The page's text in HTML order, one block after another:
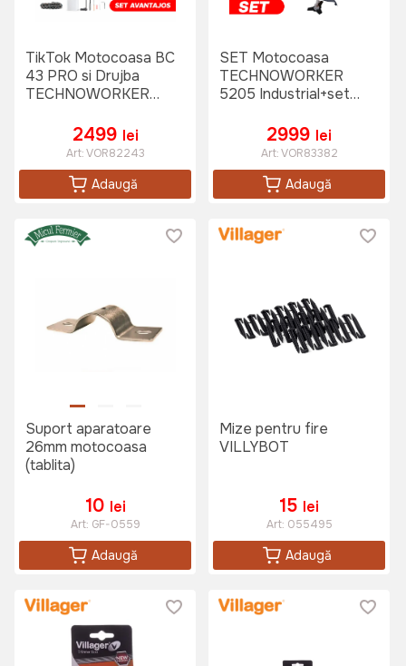
TikTok Motocoasa BC
43 PRO si Drujba
TECHNOWORKER
2499 lei
Art:VOR82243
Adaugă
SET Motocoasa
TECHNOWORKER
5205 Industrial+set
acumulator SAD 2buc
2999 lei
Art:VOR83382
Adaugă
Suport aparatoare
26mm motocoasa
(tablita)
10 lei
Art: GF-0559
Adaugă
Mize pentru fire
VILLYBOT
15 lei
Art: 055495
Adaugă